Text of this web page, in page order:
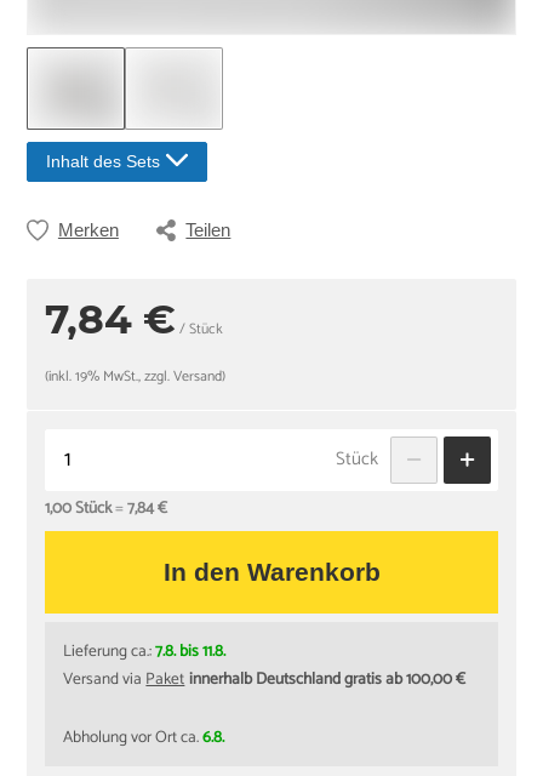
Inhalt des Sets
Merken Teilen
7,84 € / Stück
(inkl. 19% MwSt., zzgl. Versand)
Stück
1,00 Stück=7,84 €
In den Warenkorb
Lieferung ca.:7.8. bis 11.8.
Versand viaPaketinnerhalb Deutschland gratis ab 100,00 €
Abholung vor Ort ca.6.8.